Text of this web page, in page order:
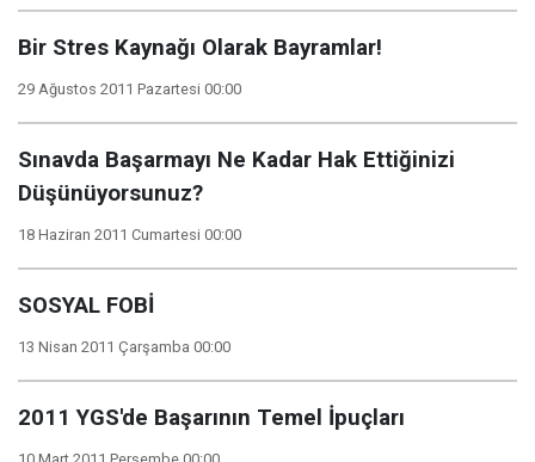
Bir Stres Kaynağı Olarak Bayramlar!
29 Ağustos 2011 Pazartesi 00:00
Sınavda Başarmayı Ne Kadar Hak Ettiğinizi
Düşünüyorsunuz?
18 Haziran 2011 Cumartesi 00:00
SOSYAL FOBİ
13 Nisan 2011 Çarşamba 00:00
2011 YGS'de Başarının Temel İpuçları